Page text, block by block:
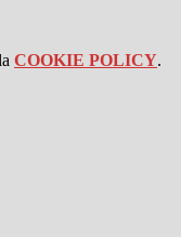
COOKIE POLICY.